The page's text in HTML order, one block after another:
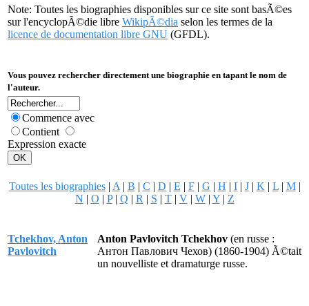
Note: Toutes les biographies disponibles sur ce site sont basÃ©es
sur l'encyclopÃ©die libre WikipÃ©dia selon les termes de la
licence de documentation libre GNU (GFDL).
Vous pouvez rechercher directement une biographie en tapant le nom de
l'auteur.
Commence avec
Contient
Expression exacte
Toutes les biographies| A | B | C | D | E | F| G | H | I| J| K | L| M|
N | O | P| Q | R | S | T| V| W| Y| Z
Tchekhov, Anton
Pavlovitch
Anton Pavlovitch Tchekhov (en russe :
Антон Павлович Чехов) (1860-1904) Ã©tait
un nouvelliste et dramaturge russe.